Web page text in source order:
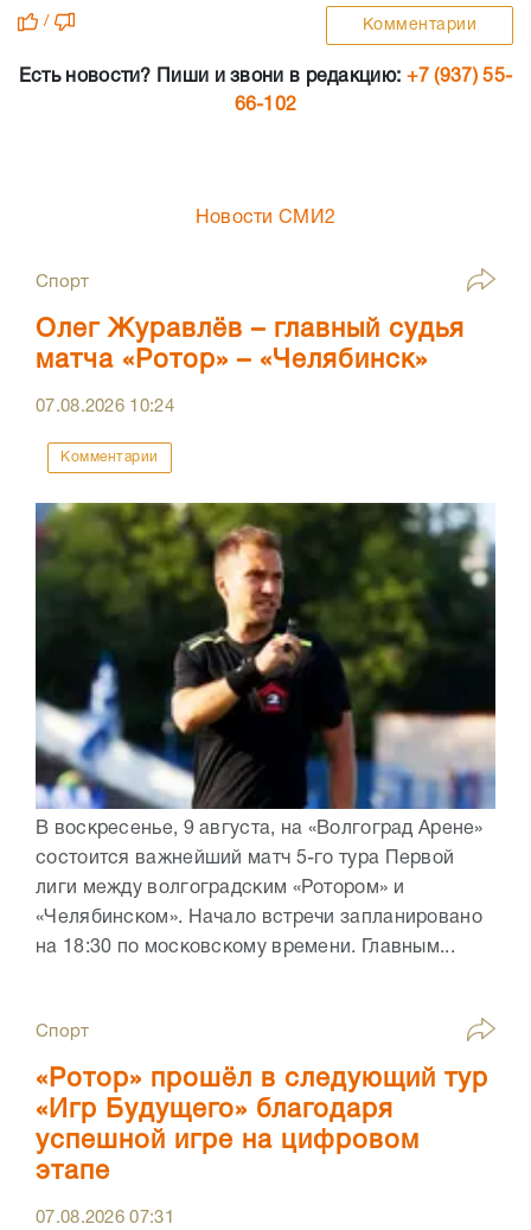
/ Комментарии
Есть новости? Пиши и звони в редакцию: +7 (937) 55-
66-102
Новости СМИ2
Спорт
Олег Журавлёв – главный судья
матча «Ротор» – «Челябинск»
07.08.2026 10:24
Комментарии
В воскресенье, 9 августа, на «Волгоград Арене»
состоится важнейший матч 5-го тура Первой
лиги между волгоградским «Ротором» и
«Челябинском». Начало встречи запланировано
на 18:30 по московскому времени. Главным...
Спорт
«Ротор» прошёл в следующий тур
«Игр Будущего» благодаря
успешной игре на цифровом
этапе
07.08.202607:31